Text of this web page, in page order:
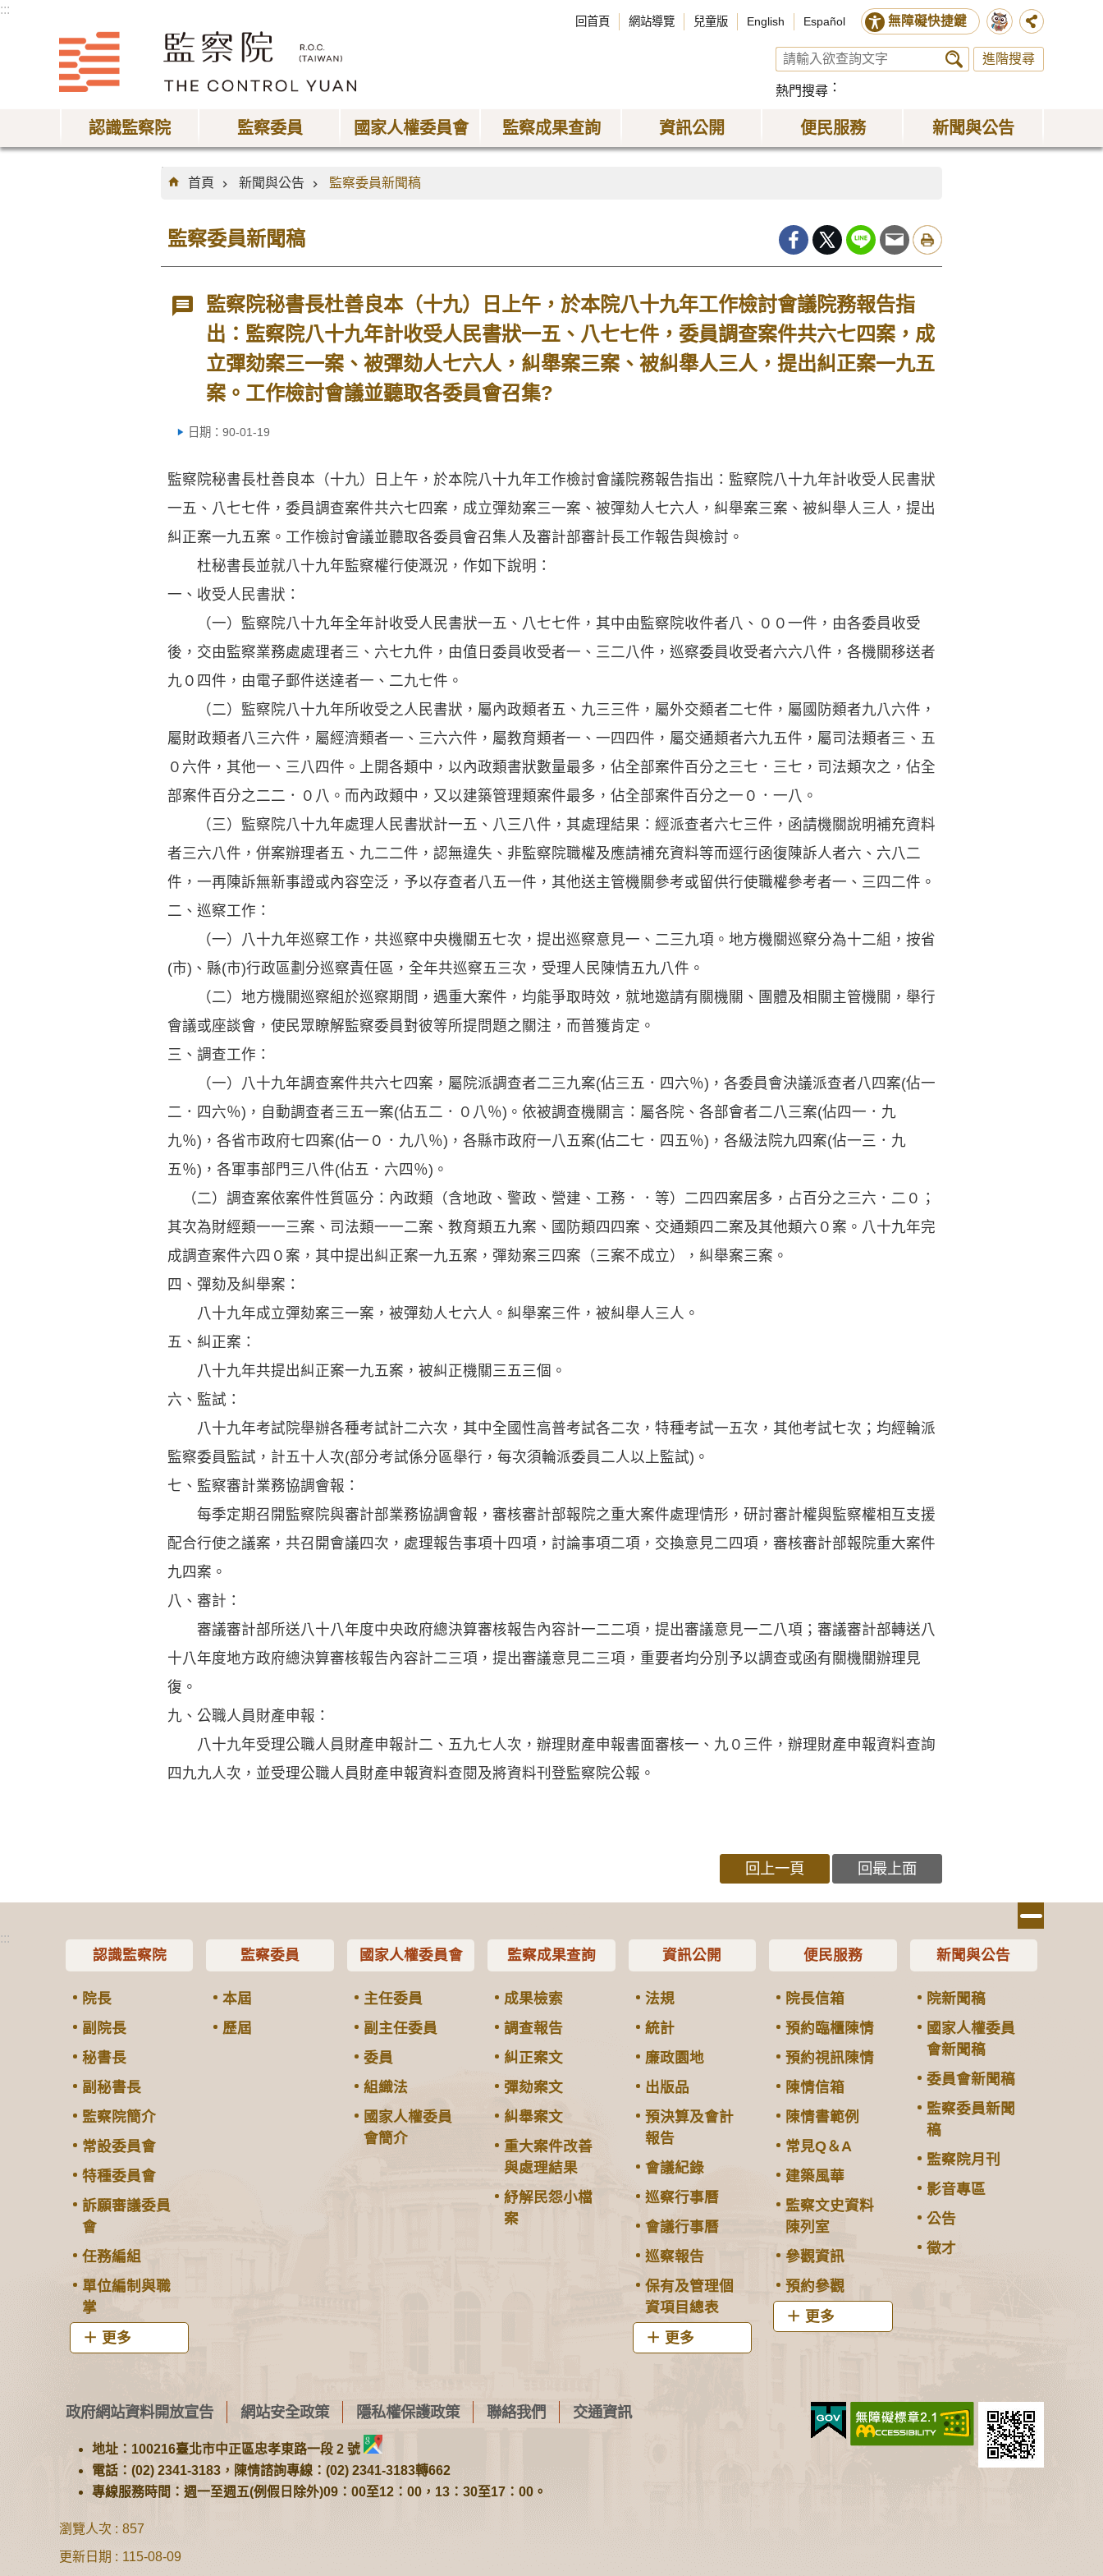
:::
回首頁 網站導覽 兒童版 English Español 無障礙快捷鍵
進階搜尋
熱門搜尋
認識監察院 監察委員 國家人權委員會 監察成果查詢 資訊公開 便民服務 新聞與公告
:::
首頁
新聞與公告 監察委員新聞稿
監察委員新聞稿
監察院秘書長杜善良本（十九）日上午，於本院八十九年工作檢討會議院務報告指
出：監察院八十九年計收受人民書狀一五、八七七件，委員調查案件共六七四案，成
立彈劾案三一案、被彈劾人七六人，糾舉案三案、被糾舉人三人，提出糾正案一九五
案。工作檢討會議並聽取各委員會召集?
日期：90-01-19
監察院秘書長杜善良本（十九）日上午，於本院八十九年工作檢討會議院務報告指出：監察院八十九年計收受人民書狀
一五、八七七件，委員調查案件共六七四案，成立彈劾案三一案、被彈劾人七六人，糾舉案三案、被糾舉人三人，提出
糾正案一九五案。工作檢討會議並聽取各委員會召集人及審計部審計長工作報告與檢討。
杜秘書長並就八十九年監察權行使溉況，作如下說明：
一、收受人民書狀：
（一）監察院八十九年全年計收受人民書狀一五、八七七件，其中由監察院收件者八、００一件，由各委員收受
後，交由監察業務處處理者三、六七九件，由值日委員收受者一、三二八件，巡察委員收受者六六八件，各機關移送者
九０四件，由電子郵件送達者一、二九七件。
（二）監察院八十九年所收受之人民書狀，屬內政類者五、九三三件，屬外交類者二七件，屬國防類者九八六件，
屬財政類者八三六件，屬經濟類者一、三六六件，屬教育類者一、一四四件，屬交通類者六九五件，屬司法類者三、五
０六件，其他一、三八四件。上開各類中，以內政類書狀數量最多，佔全部案件百分之三七．三七，司法類次之，佔全
部案件百分之二二．０八。而內政類中，又以建築管理類案件最多，佔全部案件百分之一０．一八。
（三）監察院八十九年處理人民書狀計一五、八三八件，其處理結果：經派查者六七三件，函請機關說明補充資料
者三六八件，併案辦理者五、九二二件，認無違失、非監察院職權及應請補充資料等而逕行函復陳訴人者六、六八二
件，一再陳訴無新事證或內容空泛，予以存查者八五一件，其他送主管機關參考或留供行使職權參考者一、三四二件。
二、巡察工作：
（一）八十九年巡察工作，共巡察中央機關五七次，提出巡察意見一、二三九項。地方機關巡察分為十二組，按省
(市)、縣(市)行政區劃分巡察責任區，全年共巡察五三次，受理人民陳情五九八件。
（二）地方機關巡察組於巡察期間，遇重大案件，均能爭取時效，就地邀請有關機關、團體及相關主管機關，舉行
會議或座談會，使民眾瞭解監察委員對彼等所提問題之關注，而普獲肯定。
三、調查工作：
（一）八十九年調查案件共六七四案，屬院派調查者二三九案(佔三五．四六％)，各委員會決議派查者八四案(佔一
二．四六％)，自動調查者三五一案(佔五二．０八％)。依被調查機關言：屬各院、各部會者二八三案(佔四一．九
九％)，各省市政府七四案(佔一０．九八％)，各縣市政府一八五案(佔二七．四五％)，各級法院九四案(佔一三．九
五％)，各軍事部門三八件(佔五．六四％)。
（二）調查案依案件性質區分：內政類（含地政、警政、營建、工務．．等）二四四案居多，占百分之三六．二０；
其次為財經類一一三案、司法類一一二案、教育類五九案、國防類四四案、交通類四二案及其他類六０案。八十九年完
成調查案件六四０案，其中提出糾正案一九五案，彈劾案三四案（三案不成立），糾舉案三案。
四、彈劾及糾舉案：
八十九年成立彈劾案三一案，被彈劾人七六人。糾舉案三件，被糾舉人三人。
五、糾正案：
八十九年共提出糾正案一九五案，被糾正機關三五三個。
六、監試：
八十九年考試院舉辦各種考試計二六次，其中全國性高普考試各二次，特種考試一五次，其他考試七次；均經輪派
監察委員監試，計五十人次(部分考試係分區舉行，每次須輪派委員二人以上監試)。
七、監察審計業務協調會報：
每季定期召開監察院與審計部業務協調會報，審核審計部報院之重大案件處理情形，研討審計權與監察權相互支援
配合行使之議案，共召開會議四次，處理報告事項十四項，討論事項二項，交換意見二四項，審核審計部報院重大案件
九四案。
八、審計：
審議審計部所送八十八年度中央政府總決算審核報告內容計一二二項，提出審議意見一二八項；審議審計部轉送八
十八年度地方政府總決算審核報告內容計二三項，提出審議意見二三項，重要者均分別予以調查或函有關機關辦理見
復。
九、公職人員財產申報：
八十九年受理公職人員財產申報計二、五九七人次，辦理財產申報書面審核一、九０三件，辦理財產申報資料查詢
四九九人次，並受理公職人員財產申報資料查閱及將資料刊登監察院公報。
回上一頁 回最上面
:::
認識監察院
院長
副院長
秘書長
副秘書長
監察院簡介
常設委員會
特種委員會
訴願審議委員
會
任務編組
單位編制與職
掌
更多
監察委員
本屆
歷屆
國家人權委員會
主任委員
副主任委員
委員
組織法
國家人權委員
會簡介
監察成果查詢
成果檢索
調查報告
糾正案文
彈劾案文
糾舉案文
重大案件改善
與處理結果
紓解民怨小檔
案
資訊公開
法規
統計
廉政園地
出版品
預決算及會計
報告
會議紀錄
巡察行事曆
會議行事曆
巡察報告
保有及管理個
資項目總表
更多
便民服務
院長信箱
預約臨櫃陳情
預約視訊陳情
陳情信箱
陳情書範例
常見Q＆A
建築風華
監察文史資料
陳列室
參觀資訊
預約參觀
更多
新聞與公告
院新聞稿
國家人權委員
會新聞稿
委員會新聞稿
監察委員新聞
稿
監察院月刊
影音專區
公告
徵才
政府網站資料開放宣告 網站安全政策 隱私權保護政策 聯絡我們 交通資訊
地址：100216臺北市中正區忠孝東路一段 2 號
電話：(02) 2341-3183，陳情諮詢專線：(02) 2341-3183轉662
專線服務時間：週一至週五(例假日除外)09：00至12：00，13：30至17：00。
瀏覽人次
857
更新日期
115-08-09